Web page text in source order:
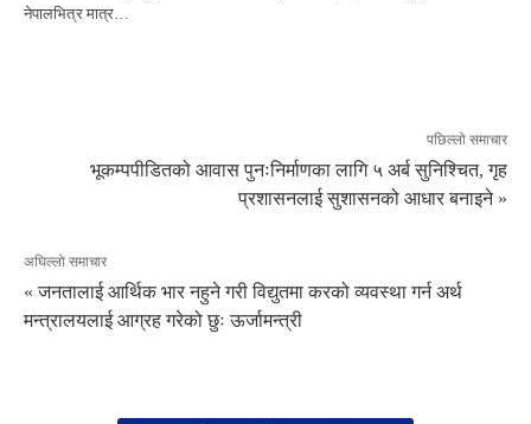
नेपालभित्र मात्र…
पछिल्लो समाचार
भूकम्पपीडितको आवास पुनःनिर्माणका लागि ५ अर्ब सुनिश्चित, गृह
प्रशासनलाई सुशासनको आधार बनाइने »
अघिल्लो समाचार
« जनतालाई आर्थिक भार नहुने गरी विद्युतमा करको व्यवस्था गर्न अर्थ
मन्त्रालयलाई आग्रह गरेको छुः ऊर्जामन्त्री